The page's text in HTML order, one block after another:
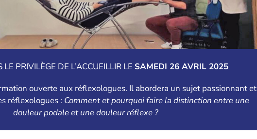
PRIVILÈGE DE L’ACCUEILLIR LE SAMEDI 26 AVRIL 2025
ouverte aux réflexologues. Il abordera un sujet passionnant et
réflexologues : Comment et pourquoi faire la distinction entre une
douleur podale et une douleur réflexe ?